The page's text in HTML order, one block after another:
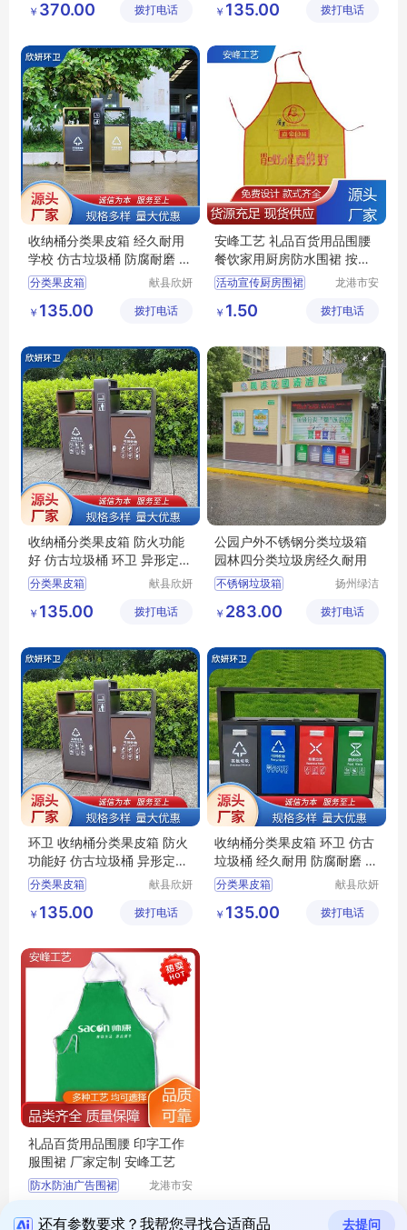
源头厂家
有限公司
￥ 370.00 拨打电话
环卫分类果皮箱
收纳桶分类果皮箱
制造有限
￥ 135.00 拨打电话
收纳桶分类果皮箱 经久耐用
学校 仿古垃圾桶 防腐耐磨 欣
妍
分类果皮箱
学校分类果皮箱
收纳桶分类果皮箱
献县欣妍
制造有限
￥ 135.00 拨打电话
安峰工艺 礼品百货用品围腰
餐饮家用厨房防水围裙 按需
定制
活动宣传厨房围裙
防水防油涤纶围裙
广告工装印花围裙
龙港市安
品厂（个
￥ 1.50 拨打电话
收纳桶分类果皮箱 防火功能
好 仿古垃圾桶 环卫 异形定制
欣妍
分类果皮箱
环卫分类果皮箱
收纳桶分类果皮箱
献县欣妍
制造有限
￥ 135.00 拨打电话
公园户外不锈钢分类垃圾箱
园林四分类垃圾房经久耐用
不锈钢垃圾箱
环卫垃圾箱
环卫果皮箱
扬州绿洁
有限公司
￥ 283.00 拨打电话
环卫 收纳桶分类果皮箱 防火
功能好 仿古垃圾桶 异形定制
欣妍
分类果皮箱
环卫分类果皮箱
收纳桶分类果皮箱
献县欣妍
制造有限
￥ 135.00 拨打电话
收纳桶分类果皮箱 环卫 仿古
垃圾桶 经久耐用 防腐耐磨 欣
妍
分类果皮箱
环卫分类果皮箱
献县欣妍
制造有限
￥ 135.00 拨打电话
礼品百货用品围腰 印字工作
服围裙 厂家定制 安峰工艺
防水防油广告围裙
广告工装印花围裙
龙港市安
品厂（个
￥ 1.50
还有参数要求？我帮您寻找合适商品 去提问